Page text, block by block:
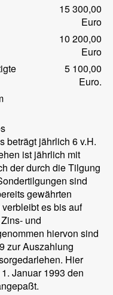
15 300,00
Euro
10 200,00
Euro
5 100,00
Euro.
beträgt jährlich 6 v.H.
ist jährlich mit
der durch die Tilgung
sind
gewährten
es bis auf
und
hiervon sind
zur Auszahlung
Hier
Januar 1993 den